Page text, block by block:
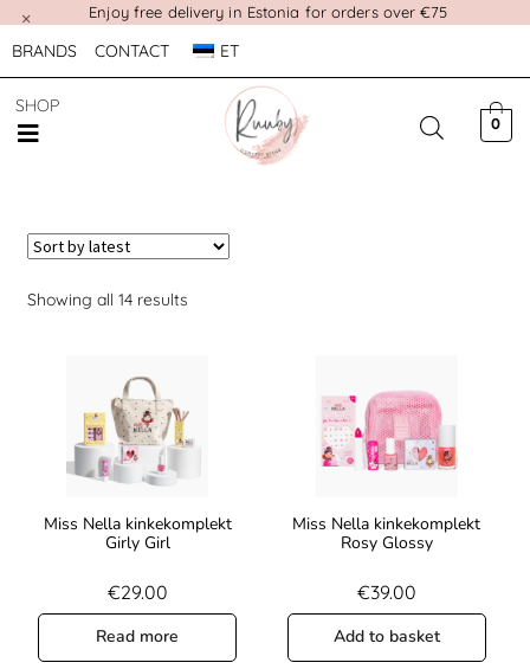
Enjoy free delivery in Estonia for orders over €75
×
BRANDS CONTACT ET
SHOP
0
Showing all 14 results
Miss Nella kinkekomplekt
Girly Girl
€29.00
Read more
Miss Nella kinkekomplekt
Rosy Glossy
€39.00
Add to basket